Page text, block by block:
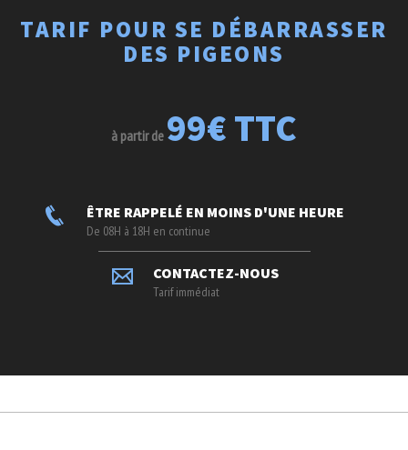
TARIF POUR SE DÉBARRASSER
DES PIGEONS
à partir de 99€ TTC
ÊTRE RAPPELÉ EN MOINS D'UNE HEURE
De 08H à 18H en continue
CONTACTEZ-NOUS
Tarif immédiat